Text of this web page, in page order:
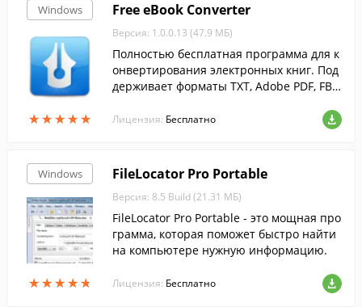
Windows
★★★★★
★★★★★
Free eBook Converter
Версия: 1.0.0.13 (47.9 МБ)
Полностью бесплатная программа для к
онвертирования электронных книг. Под
держивает форматы TXT, Adobe PDF, FB2,
Лицензия: Бесплатно
Windows
★★★★★
★★★★★
FileLocator Pro Portable
Версия: 8.5 Build (21.31 МБ)
FileLocator Pro Portable - это мощная про
грамма, которая поможет быстро найти
на компьютере нужную информацию.
Лицензия: Бесплатно